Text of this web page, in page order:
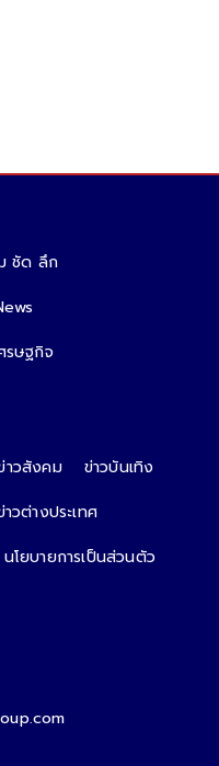
ชัด ลึก
รษฐกิจ
าวสังคม
ข่าวบันเทิง
าวต่างประเทศ
นโยบายการเป็นส่วนตัว